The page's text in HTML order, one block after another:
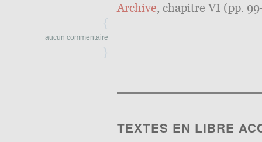
Archive, chapitre VI (pp.
{
aucun commentaire
}
TEXTES EN LIBRE